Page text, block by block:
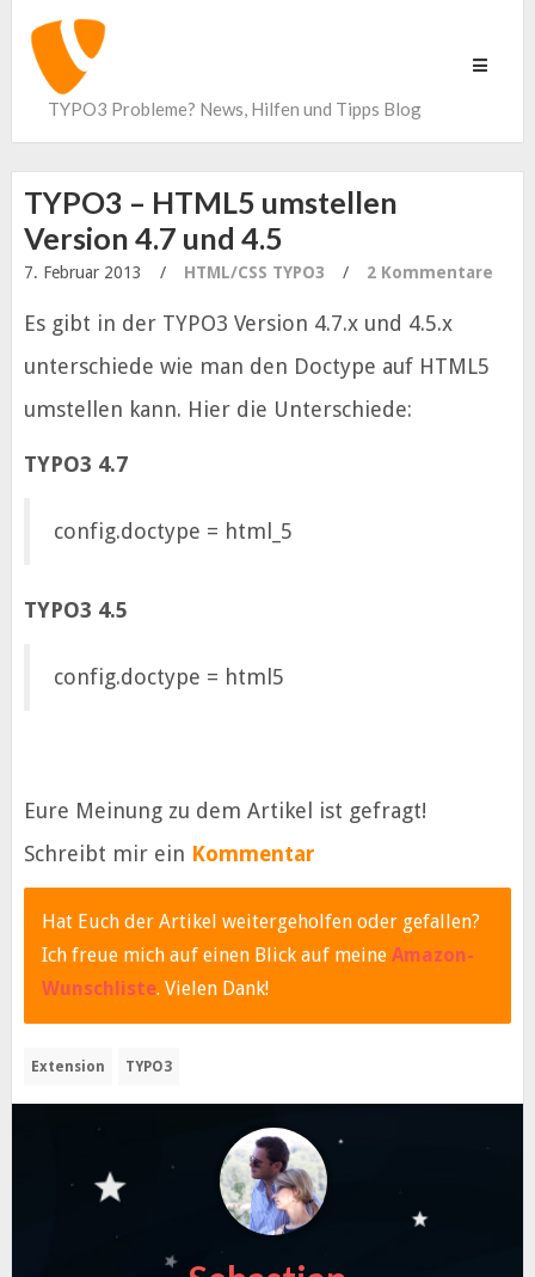
Toggle
TYPO3 Probleme? News, Hilfen und Tipps Blog
TYPO3 – HTML5 umstellen
Version 4.7 und 4.5
7. Februar 2013 / HTML/CSS TYPO3 / 2 Kommentare
Es gibt in der TYPO3 Version 4.7.x und 4.5.x
unterschiede wie man den Doctype auf HTML5
umstellen kann. Hier die Unterschiede:
TYPO3 4.7
config.doctype = html_5
TYPO3 4.5
config.doctype = html5
Eure Meinung zu dem Artikel ist gefragt!
Schreibt mir ein Kommentar
Hat Euch der Artikel weitergeholfen oder gefallen?
Ich freue mich auf einen Blick auf meine Amazon-
Wunschliste. Vielen Dank!
Extension TYPO3